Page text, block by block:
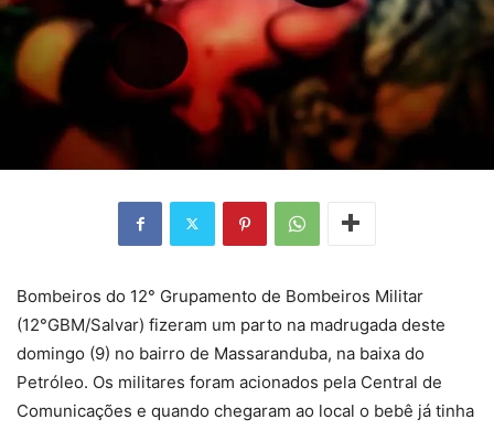
Bombeiros do 12° Grupamento de Bombeiros Militar
(12°GBM/Salvar) fizeram um parto na madrugada deste
domingo (9) no bairro de Massaranduba, na baixa do
Petróleo. Os militares foram acionados pela Central de
Comunicações e quando chegaram ao local o bebê já tinha